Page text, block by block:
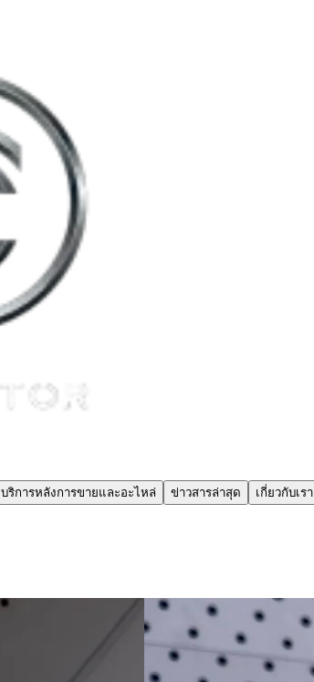
บริการหลังการขายและอะไหล่ ข่าวสารล่าสุด เกี่ยวกับเรา